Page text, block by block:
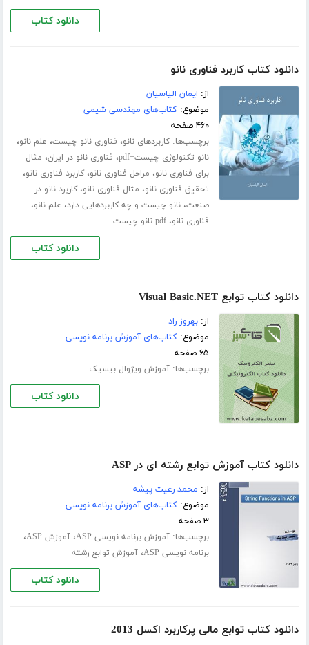
دانلود کتاب
دانلود کتاب کاربرد فناوری نانو
از: ایمان الیاسیان
موضوع:کتاب‌های مهندسی شیمی
۴۶۰ صفحه
برچسب‌ها:کاربردهای نانو، فناوری نانو چیست، علم نانو،
نانو تکنولوژی چیست+pdf ، فناوری نانو در ایران، مثال
برای فناوری نانو، مراحل فناوری نانو،کاربرد فناوری نانو،
تحقیق فناوری نانو، مثال فناوری نانو،کاربرد نانو در
صنعت،نانو چیست و چه کاربردهایی دارد، علم نانو،
فناوری نانو،pdf نانو چیست
دانلود کتاب
دانلود کتاب توابع Visual Basic.NET
از:بهروز راد
موضوع:کتاب‌های آموزش برنامه نویسی
۶۵ صفحه
برچسب‌ها:آموزش ویژوال بیسیک
دانلود کتاب
دانلود کتاب آموزش توابع رشته ای در ASP
از: محمد رعیت پیشه
موضوع:کتاب‌های آموزش برنامه نویسی
۳ صفحه
برچسب‌ها:آموزش برنامه نویسی ASP ،آموزش ASP ،
برنامه نویسی ASP ،آموزش توابع رشته
دانلود کتاب
دانلود کتاب توابع مالی پرکاربرد اکسل 2013